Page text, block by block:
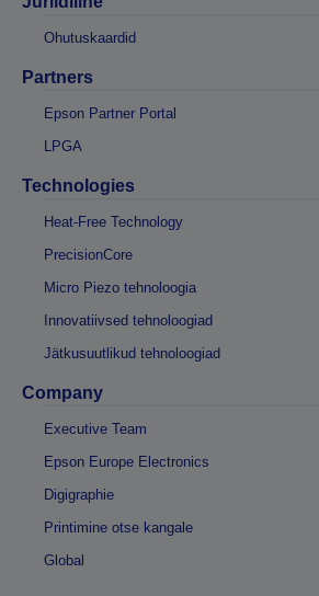
Ohutuskaardid
Partners
Epson Partner Portal
LPGA
Technologies
Heat-Free Technology
PrecisionCore
Micro Piezo tehnoloogia
Innovatiivsed tehnoloogiad
Jätkusuutlikud tehnoloogiad
Company
Executive Team
Epson Europe Electronics
Digigraphie
Printimine otse kangale
Global